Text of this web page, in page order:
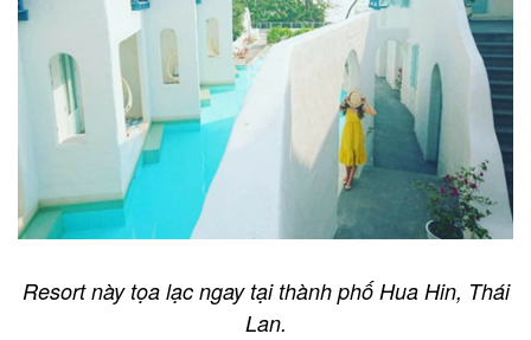
Resort này tọa lạc ngay tại thành phố Hua Hin, Thái
Lan.